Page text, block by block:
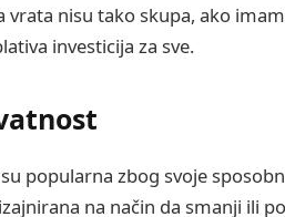
vrata nisu tako skupa, ako
investicija za sve.
popularna zbog svoje
na način da smanji ili